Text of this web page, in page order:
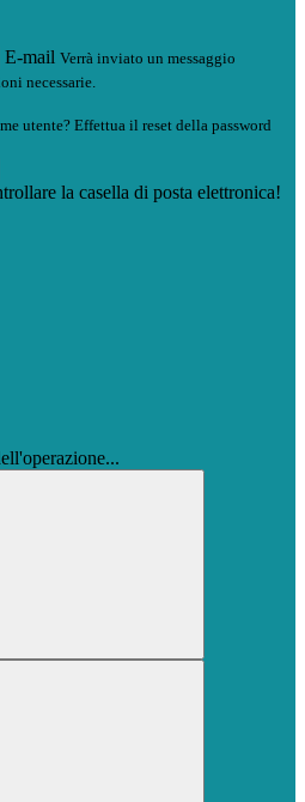
E-mail Verrà inviato un messaggio
necessarie.
utente? Effettua il reset della password
la casella di posta elettronica!